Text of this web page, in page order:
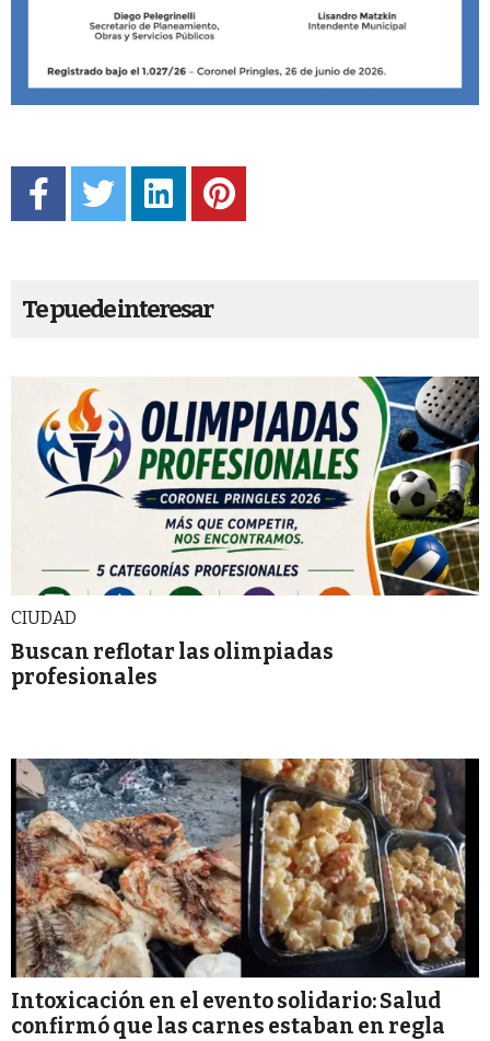
Te puede interesar
CIUDAD
Buscan reflotar las olimpiadas
profesionales
Intoxicación en el evento solidario: Salud
confirmó que las carnes estaban en regla